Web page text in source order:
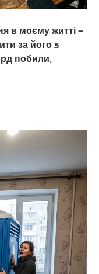
в моєму житті —
за його 5
побили,